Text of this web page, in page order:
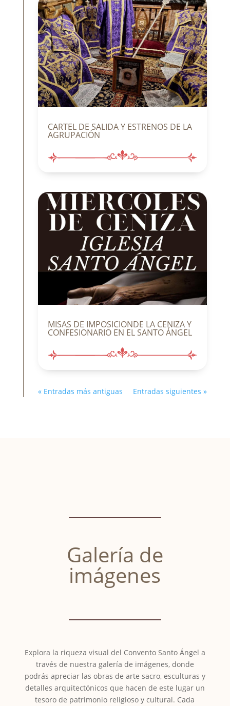
CARTEL DE SALIDA Y ESTRENOS DE LA
AGRUPACIÓN
MISAS DE IMPOSICIONDE LA CENIZA Y
CONFESIONARIO EN EL SANTO ÁNGEL
« Entradas más antiguas Entradas siguientes »
Galería de
imágenes
Explora la riqueza visual del Convento Santo Ángel a
través de nuestra galería de imágenes, donde
podrás apreciar las obras de arte sacro, esculturas y
detalles arquitectónicos que hacen de este lugar un
tesoro de patrimonio religioso y cultural. Cada